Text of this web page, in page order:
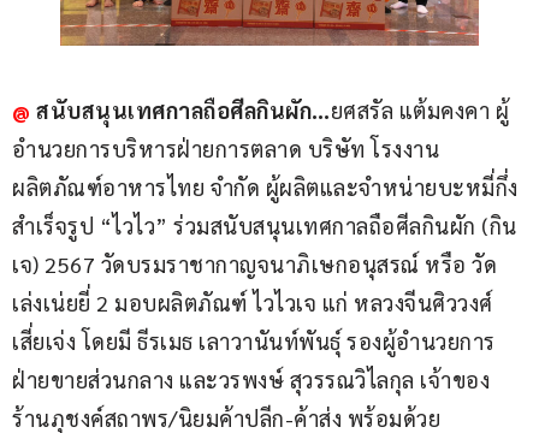
@ สนับสนุนเทศกาลถือศีลกินผัก…ยศสรัล แต้มคงคา ผู้
อำนวยการบริหารฝ่ายการตลาด บริษัท โรงงาน
ผลิตภัณฑ์อาหารไทย จำกัด ผู้ผลิตและจำหน่ายบะหมี่กึ่ง
สำเร็จรูป “ไวไว” ร่วมสนับสนุนเทศกาลถือศีลกินผัก (กิน
เจ) 2567 วัดบรมราชากาญจนาภิเษกอนุสรณ์ หรือ วัด
เล่งเน่ยยี่ 2 มอบผลิตภัณฑ์ ไวไวเจ แก่ หลวงจีนศิววงศ์
เสี่ยเจ่ง โดยมี ธีรเมธ เลาวานันท์พันธุ์ รองผู้อำนวยการ
ฝ่ายขายส่วนกลาง และวรพงษ์ สุวรรณวิไลกุล เจ้าของ
ร้านภุชงค์สถาพร/นิยมค้าปลีก-ค้าส่ง พร้อมด้วย